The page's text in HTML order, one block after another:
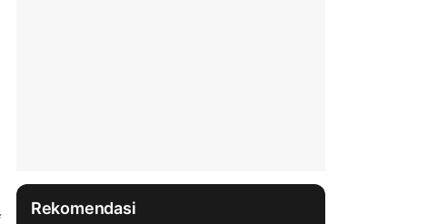
Rekomendasi